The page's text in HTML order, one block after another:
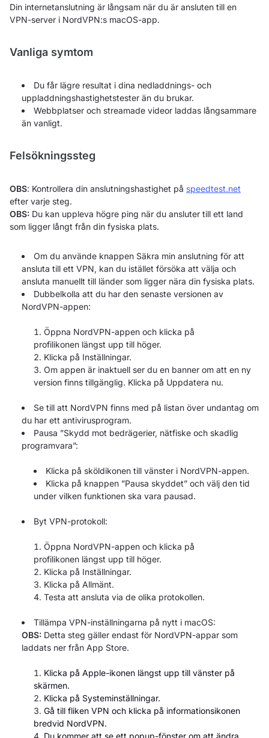
Din internetanslutning är långsam när du är ansluten till en
VPN-server i NordVPN:s macOS-app.
Vanliga symtom
Du får lägre resultat i dina nedladdnings- och
uppladdningshastighetstester än du brukar.
Webbplatser och streamade videor laddas långsammare
än vanligt.
Felsökningssteg
OBS: Kontrollera din anslutningshastighet på speedtest.net
efter varje steg.
OBS: Du kan uppleva högre ping när du ansluter till ett land
som ligger långt från din fysiska plats.
Om du använde knappen Säkra min anslutning för att
ansluta till ett VPN, kan du istället försöka att välja och
ansluta manuellt till länder som ligger nära din fysiska plats.
Dubbelkolla att du har den senaste versionen av
NordVPN-appen:
Öppna NordVPN-appen och klicka på
profilikonen längst upp till höger.
Klicka på Inställningar.
Om appen är inaktuell ser du en banner om att en ny
version finns tillgänglig. Klicka på Uppdatera nu.
Se till att NordVPN finns med på listan över undantag om
du har ett antivirusprogram.
Pausa ”Skydd mot bedrägerier, nätfiske och skadlig
programvara”:
Klicka på sköldikonen till vänster i NordVPN-appen.
Klicka på knappen ”Pausa skyddet” och välj den tid
under vilken funktionen ska vara pausad.
Byt VPN-protokoll:
Öppna NordVPN-appen och klicka på
profilikonen längst upp till höger.
Klicka på Inställningar.
Klicka på Allmänt.
Testa att ansluta via de olika protokollen.
Tillämpa VPN-inställningarna på nytt i macOS:
OBS: Detta steg gäller endast för NordVPN-appar som
laddats ner från App Store.
Klicka på Apple-ikonen längst upp till vänster på
skärmen.
Klicka på Systeminställningar.
Gå till fliken VPN och klicka på informationsikonen
bredvid NordVPN.
Du kommer att se ett popup-fönster om att ändra